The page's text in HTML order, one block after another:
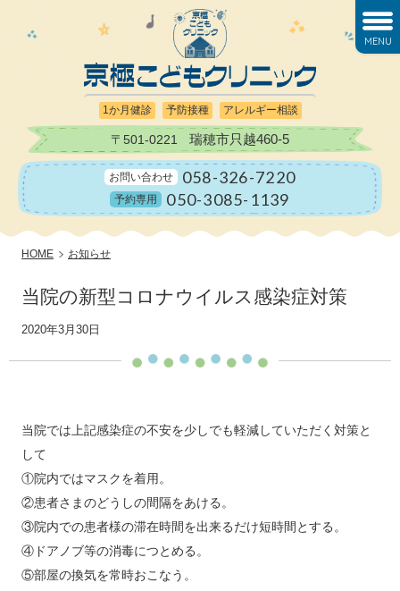
1か月健診 予防接種 アレルギー相談
〒501-0221 瑞穂市只越460-5
お問い合わせ 058-326-7220
予約専用 050-3085-1139
MENU
HOME お知らせ
当院の新型コロナウイルス感染症対策
2020年3月30日
当院では上記感染症の不安を少しでも軽減していただく対策と
して
①院内ではマスクを着用。
②患者さまのどうしの間隔をあける。
③院内での患者様の滞在時間を出来るだけ短時間とする。
④ドアノブ等の消毒につとめる。
⑤部屋の換気を常時おこなう。